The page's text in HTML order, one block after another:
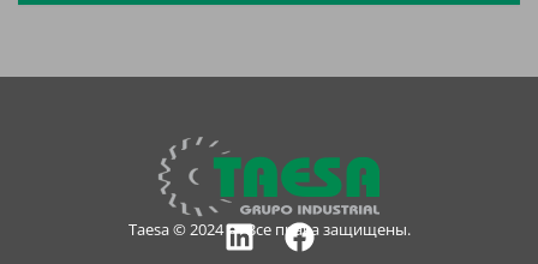
Taesa © 2024 — Все права защищены.